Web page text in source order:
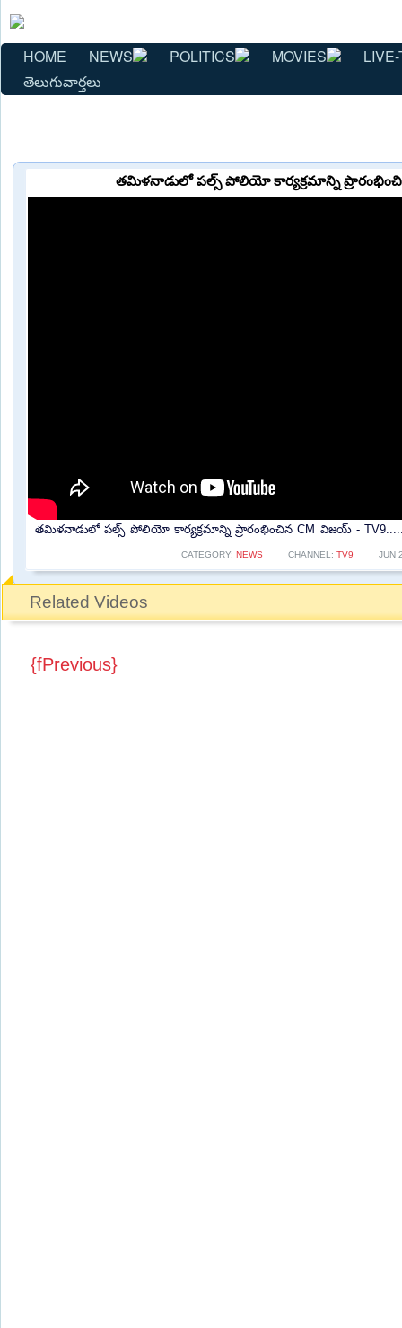
HOME NEWS POLITICS MOVIES
తెలుగువార్తలు
తమిళనాడులో పల్స్ పోలియో కార్యక్రమాన్ని
తమిళనాడులో పల్స్ పోలియో కార్యక్రమాన్ని ప్రారంభించిన CM విజయ్ -
CATEGORY: NEWS CHANNEL:TV9 JUN
Related Videos
{fPrevious}